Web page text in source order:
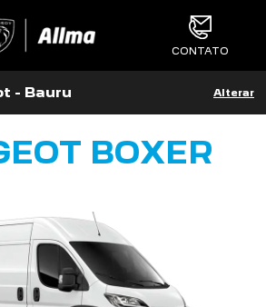
CONTATO
- Bauru Alterar
BOXER